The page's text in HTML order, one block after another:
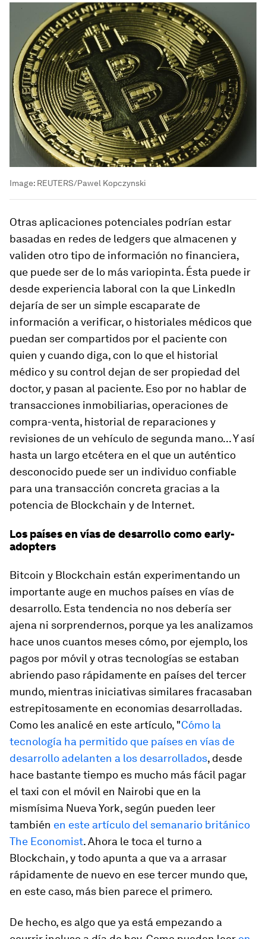
Image: REUTERS/Pawel Kopczynski
Otras aplicaciones potenciales podrían estar
basadas en redes de ledgers que almacenen y
validen otro tipo de información no financiera,
que puede ser de lo más variopinta. Ésta puede ir
desde experiencia laboral con la que LinkedIn
dejaría de ser un simple escaparate de
información a verificar, o historiales médicos que
puedan ser compartidos por el paciente con
quien y cuando diga, con lo que el historial
médico y su control dejan de ser propiedad del
doctor, y pasan al paciente. Eso por no hablar de
transacciones inmobiliarias, operaciones de
compra-venta, historial de reparaciones y
revisiones de un vehículo de segunda mano... Y así
hasta un largo etcétera en el que un auténtico
desconocido puede ser un individuo confiable
para una transacción concreta gracias a la
potencia de Blockchain y de Internet.
Los países en vías de desarrollo como early-
adopters
Bitcoin y Blockchain están experimentando un
importante auge en muchos países en vías de
desarrollo. Esta tendencia no nos debería ser
ajena ni sorprendernos, porque ya les analizamos
hace unos cuantos meses cómo, por ejemplo, los
pagos por móvil y otras tecnologías se estaban
abriendo paso rápidamente en países del tercer
mundo, mientras iniciativas similares fracasaban
estrepitosamente en economias desarrolladas.
Como les analicé en este artículo, "Cómo la
tecnología ha permitido que países en vías de
desarrollo adelanten a los desarrollados, desde
hace bastante tiempo es mucho más fácil pagar
el taxi con el móvil en Nairobi que en la
mismísima Nueva York, según pueden leer
también en este artículo del semanario británico
The Economist. Ahora le toca el turno a
Blockchain, y todo apunta a que va a arrasar
rápidamente de nuevo en ese tercer mundo que,
en este caso, más bien parece el primero.
De hecho, es algo que ya está empezando a